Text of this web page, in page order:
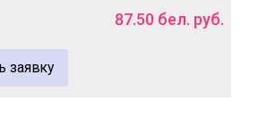
87.50 бел. руб.
заявку